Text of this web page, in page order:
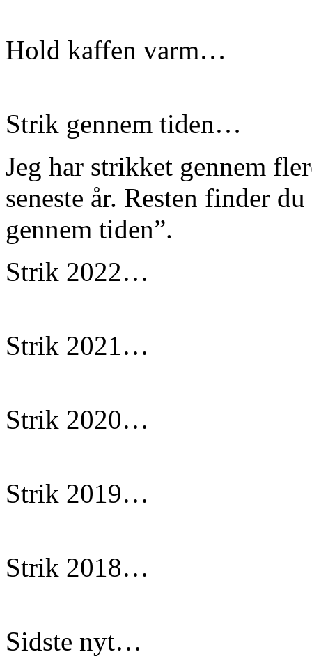
Hold kaffen varm…
Strik gennem tiden…
Jeg har strikket gennem
seneste år. Resten finder
gennem tiden”.
Strik 2022…
Strik 2021…
Strik 2020…
Strik 2019…
Strik 2018…
Sidste nyt…